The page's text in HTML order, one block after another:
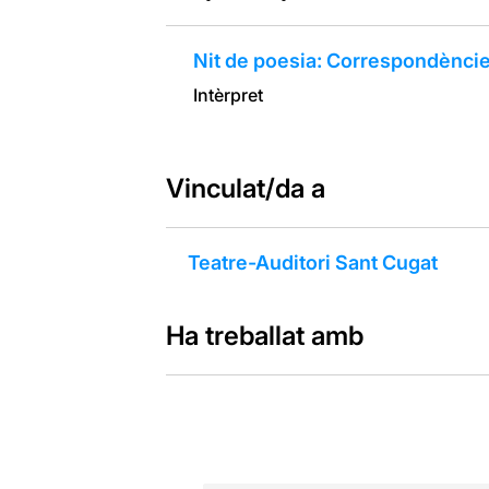
Nit de poesia:
Intèrpret
Vinculat/da a
Teatre-Auditori Sant Cugat
Ha treballat amb